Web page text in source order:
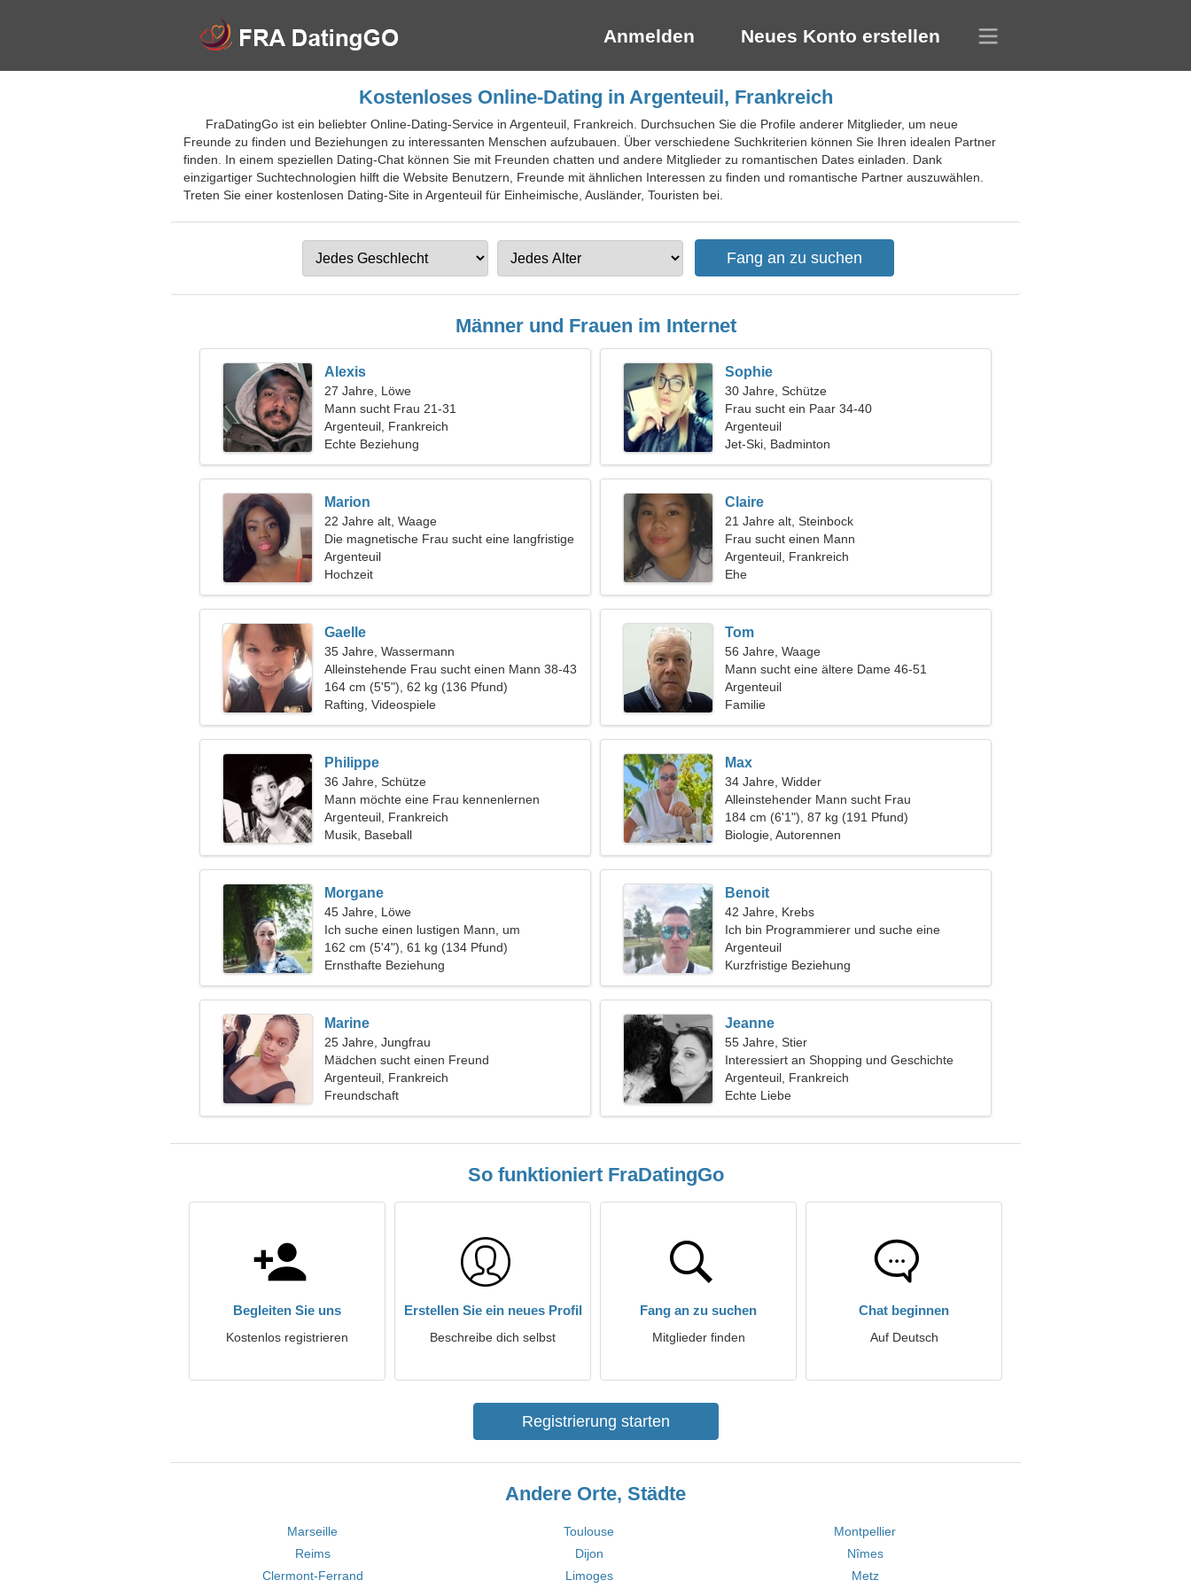
Anmelden Neues Konto erstellen
Kostenloses Online-Dating in Argenteuil, Frankreich
FraDatingGo ist ein beliebter Online-Dating-Service in Argenteuil, Frankreich. Durchsuchen Sie die Profile anderer Mitglieder, um neue
Freunde zu finden und Beziehungen zu interessanten Menschen aufzubauen. Über verschiedene Suchkriterien können Sie Ihren idealen Partner
finden. In einem speziellen Dating-Chat können Sie mit Freunden chatten und andere Mitglieder zu romantischen Dates einladen. Dank
einzigartiger Suchtechnologien hilft die Website Benutzern, Freunde mit ähnlichen Interessen zu finden und romantische Partner auszuwählen.
Treten Sie einer kostenlosen Dating-Site in Argenteuil für Einheimische, Ausländer, Touristen bei.
Männer und Frauen im Internet
Alexis
27 Jahre, Löwe
Mann sucht Frau 21-31
Argenteuil, Frankreich
Echte Beziehung
Sophie
30 Jahre, Schütze
Frau sucht ein Paar 34-40
Argenteuil
Jet-Ski, Badminton
Marion
22 Jahre alt, Waage
Die magnetische Frau sucht eine langfristige
Beziehung
Argenteuil
Hochzeit
Claire
21 Jahre alt, Steinbock
Frau sucht einen Mann
Argenteuil, Frankreich
Ehe
Gaelle
35 Jahre, Wassermann
Alleinstehende Frau sucht einen Mann 38-43
164 cm (5'5"), 62 kg (136 Pfund)
Rafting, Videospiele
Tom
56 Jahre, Waage
Mann sucht eine ältere Dame 46-51
Argenteuil
Familie
Philippe
36 Jahre, Schütze
Mann möchte eine Frau kennenlernen
Argenteuil, Frankreich
Musik, Baseball
Max
34 Jahre, Widder
Alleinstehender Mann sucht Frau
184 cm (6'1"), 87 kg (191 Pfund)
Biologie, Autorennen
Morgane
45 Jahre, Löwe
Ich suche einen lustigen Mann, um
zusammen zu tanzen
162 cm (5'4"), 61 kg (134 Pfund)
Ernsthafte Beziehung
Benoit
42 Jahre, Krebs
Ich bin Programmierer und suche eine
schöne Frau
Argenteuil
Kurzfristige Beziehung
Marine
25 Jahre, Jungfrau
Mädchen sucht einen Freund
Argenteuil, Frankreich
Freundschaft
Jeanne
55 Jahre, Stier
Interessiert an Shopping und Geschichte
Argenteuil, Frankreich
Echte Liebe
So funktioniert FraDatingGo
Begleiten Sie uns
Kostenlos registrieren
Erstellen Sie ein neues Profil
Beschreibe dich selbst
Fang an zu suchen
Mitglieder finden
Chat beginnen
Auf Deutsch
Registrierung starten
Andere Orte, Städte
Marseille Toulouse
Montpellier
Reims
Dijon
Nîmes
Clermont-Ferrand
Limoges Metz